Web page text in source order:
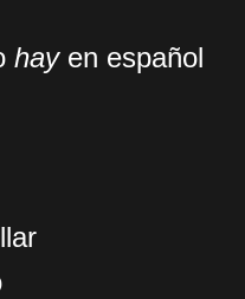
hayen español